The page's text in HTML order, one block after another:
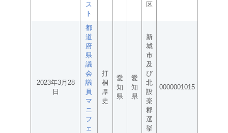
ス
ト
区
2023年3月28
日
都
道
府
県
議
会
議
員
マ
ニ
フ
ェ
打
桐
厚
史
愛
知
県
愛
知
県
新
城
市
及
び
北
設
楽
郡
選
挙
0000001015